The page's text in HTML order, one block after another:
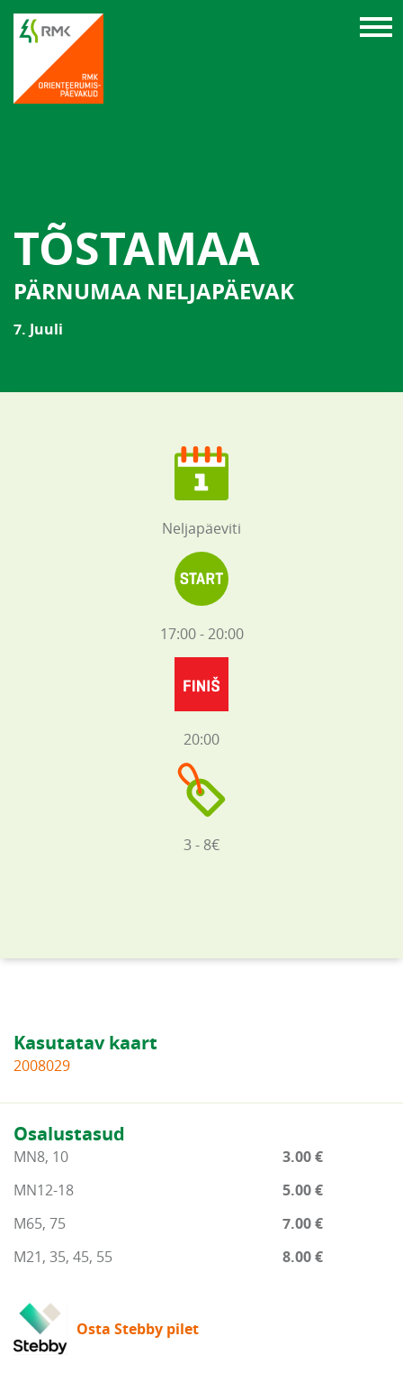
TÕSTAMAA
PÄRNUMAA NELJAPÄEVAK
7. Juuli
Neljapäeviti
17:00 - 20:00
20:00
3 - 8€
Kasutatav kaart
2008029
Osalustasud
MN8, 10
3.00 €
MN12-18
5.00 €
M65, 75
7.00 €
M21, 35, 45, 55
8.00 €
Osta Stebby pilet